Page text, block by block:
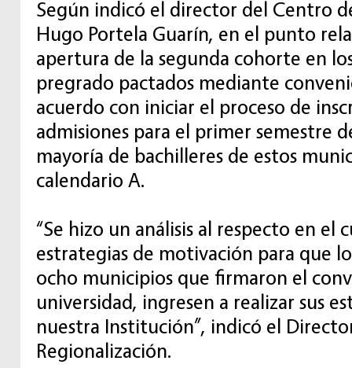
Según indicó el director del Centro
Hugo Portela Guarín, en el punto
apertura de la segunda cohorte en
pregrado pactados mediante
acuerdo con iniciar el proceso de
admisiones para el primer semestre
mayoría de bachilleres de estos
calendario A.
“Se hizo un análisis al respecto en el
estrategias de motivación para que
ocho municipios que firmaron el
universidad, ingresen a realizar sus
nuestra Institución”, indicó el
Regionalización.